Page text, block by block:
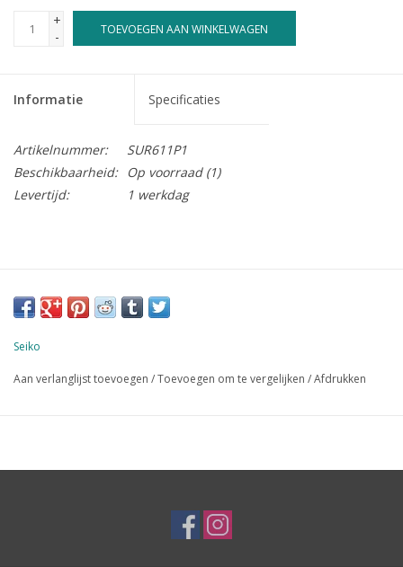
+
-
TOEVOEGEN AAN WINKELWAGEN
Informatie Specificaties
Artikelnummer:
SUR611P1
Beschikbaarheid:
Op voorraad(1)
Levertijd:
1 werkdag
Seiko
Aan verlanglijst toevoegen /Toevoegen om te vergelijken /Afdrukken